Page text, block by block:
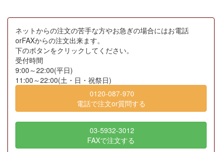
ネットからの注文の苦手な方やお急ぎの場合にはお電話
orFAXからの注文出来ます。
下のボタンをクリックしてください。
受付時間
9:00～22:00(平日)
11:00～22:00(土・日・祝祭日)
0120-087-970
電話で注文or質問する
03-5932-3012
FAXで注文する